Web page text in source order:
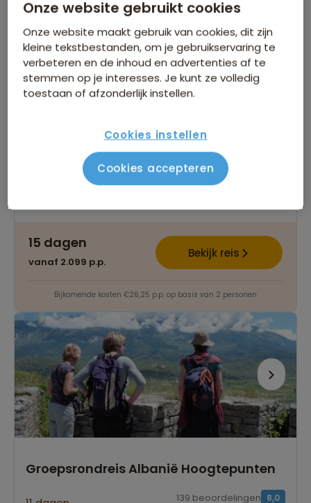
Groepsrondreis Albanië, Kosovo &
Noord-Macedonië
15 dagen 362 beoordelingen
Kleine groepen van maximaal 18 personen
Veel excursies en maaltijden inclusief
Gegarandeerd vertrek op:
14 mei 28 mei
18 jun.
15 dagen
vanaf 2.099 p.p.
Bekijk reis
Bijkomende kosten €26,25 p.p. op basis van 2 personen
Groepsrondreis Albanië Hoogtepunten
8,0
139 beoordelingen
Onze website gebruikt cookies
Onze website maakt gebruik van cookies, dit zijn
kleine tekstbestanden, om je gebruikservaring te
verbeteren en de inhoud en advertenties af te
stemmen op je interesses. Je kunt ze volledig
toestaan of afzonderlijk instellen.
Cookies instellen
Cookies accepteren